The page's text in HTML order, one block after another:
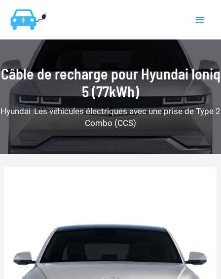
contenu
Câble de recharge pour Hyundai Ioniq
5 (77kWh)
Hyundai,Les véhicules électriques avec une prise de Type 2
Combo (CCS)